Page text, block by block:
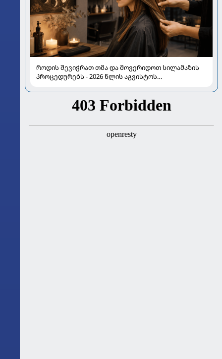
როდის შევიჭრათ თმა და მოვერიდოთ სილამაზის
პროცედურებს - 2026 წლის აგვისტოს